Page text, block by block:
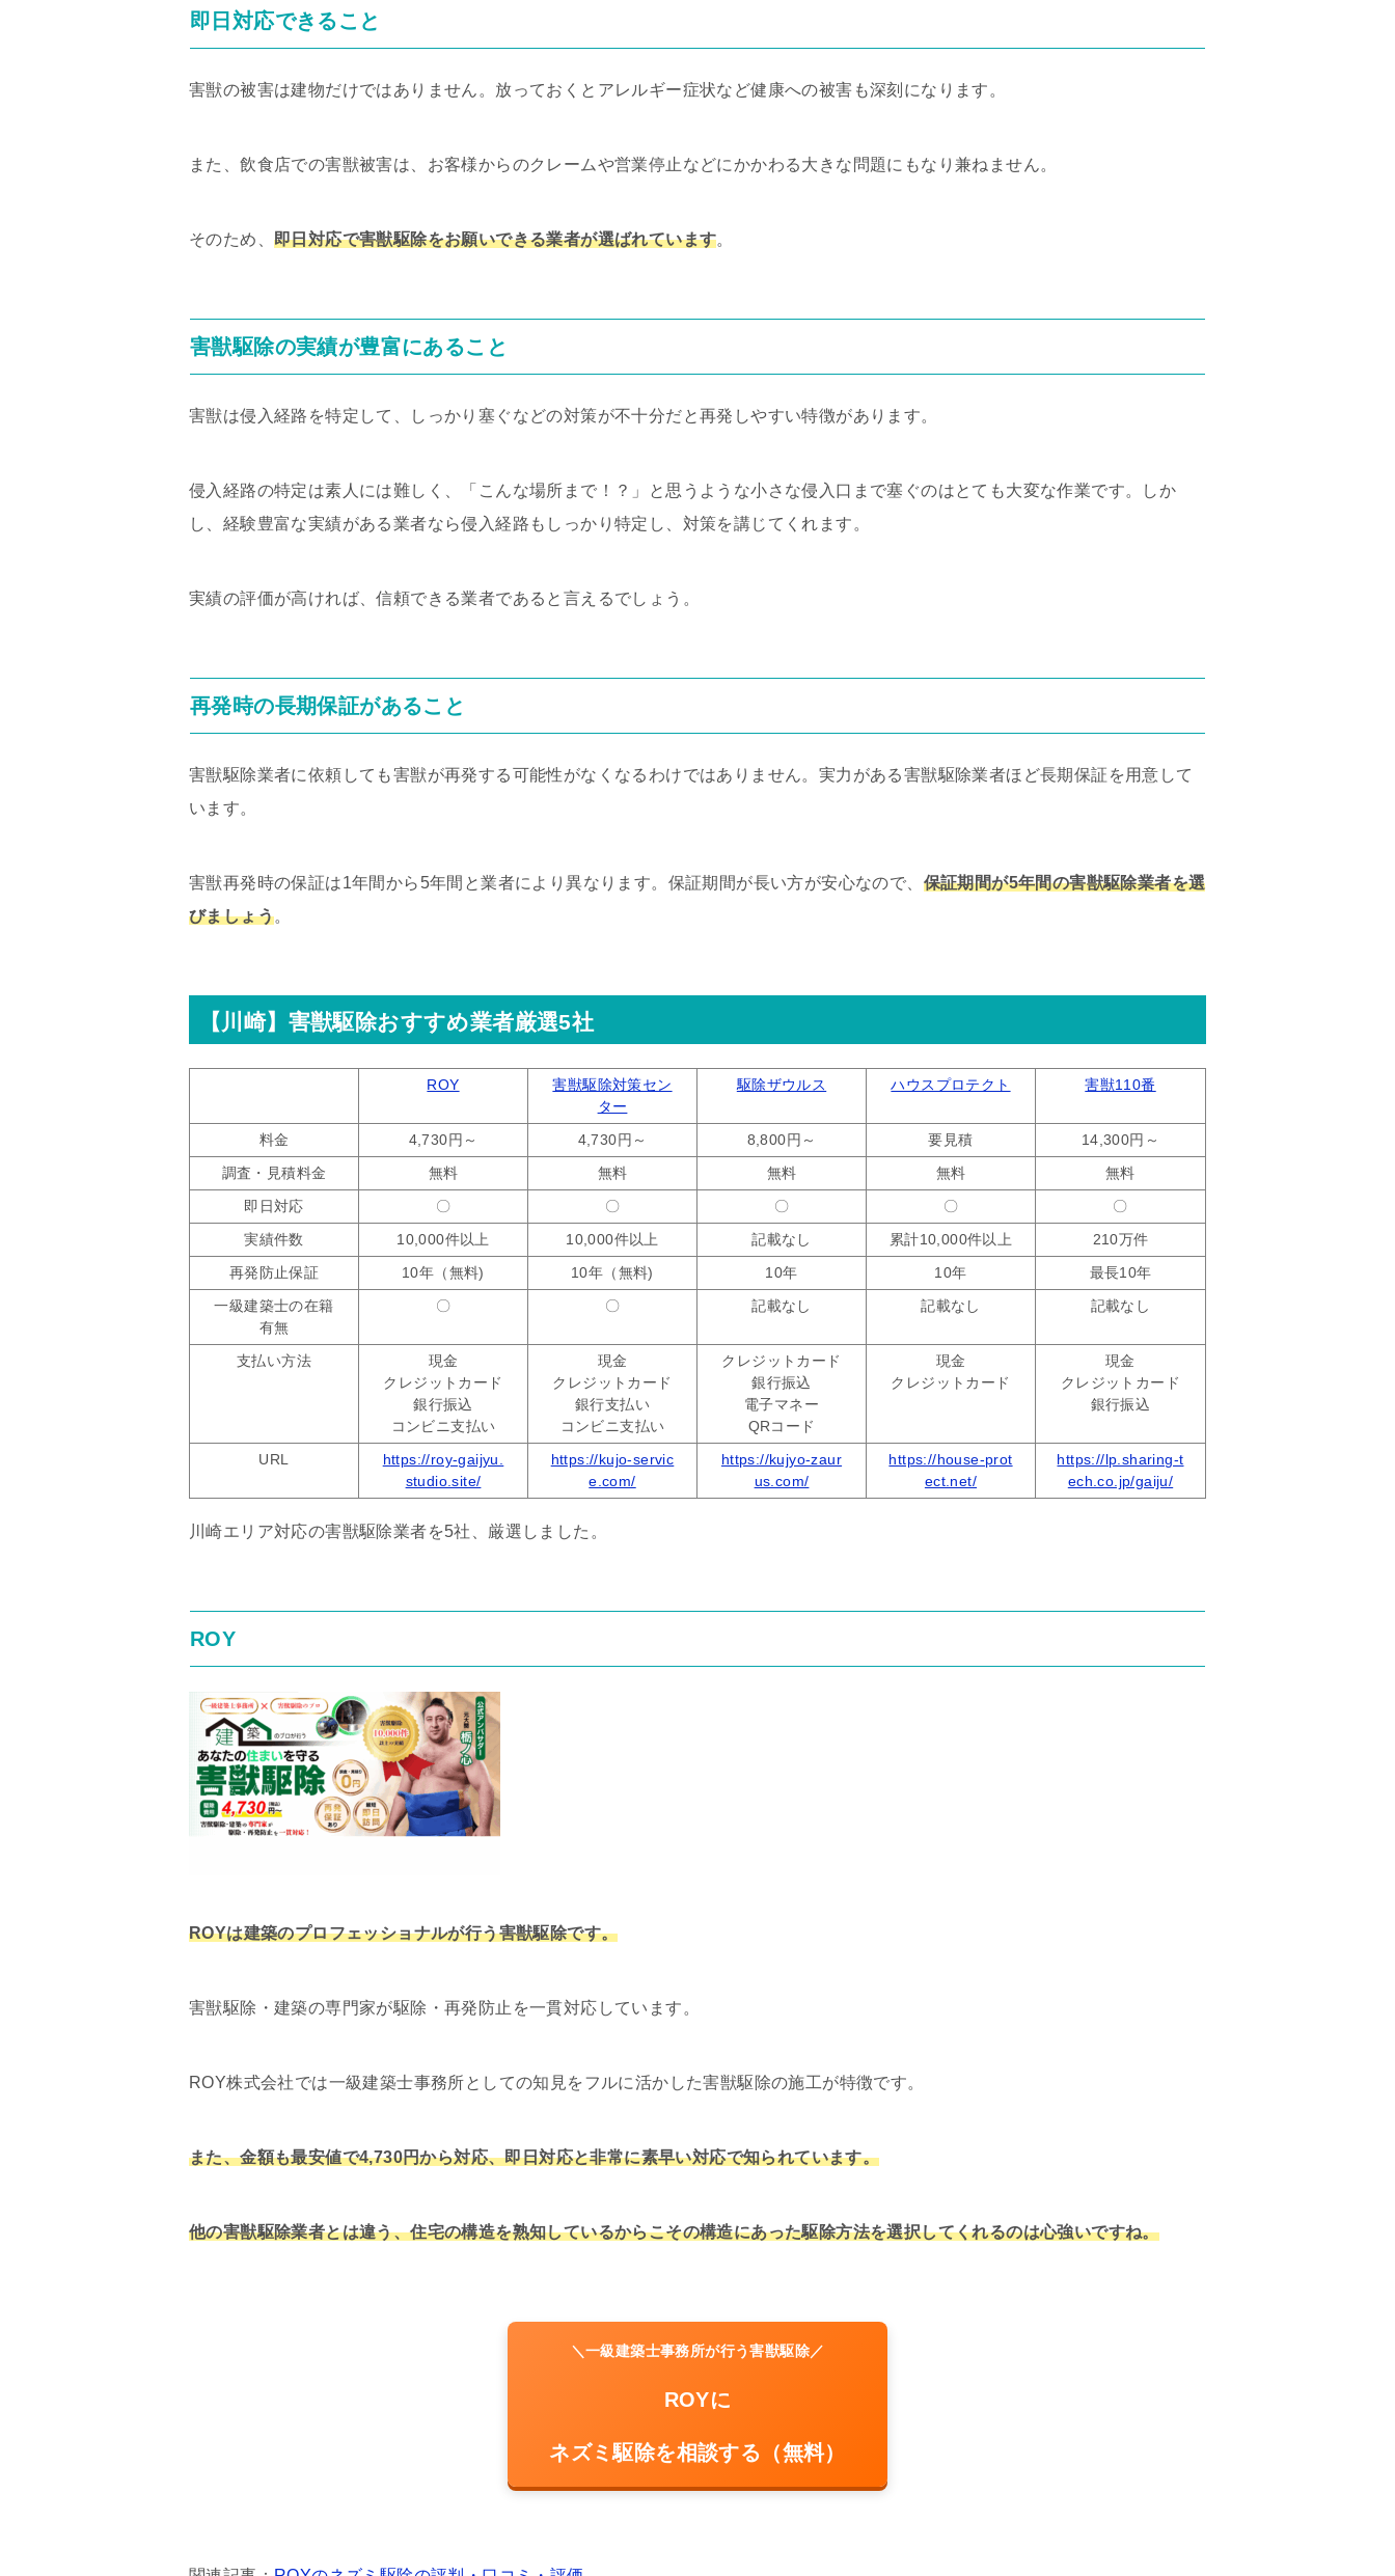
即日対応できること
害獣の被害は建物だけではありません。放っておくとアレルギー症状など健康への被害も深刻になります。
また、飲食店での害獣被害は、お客様からのクレームや営業停止などにかかわる大きな問題にもなり兼ねません。
そのため、 即日対応で害獣駆除をお願いできる業者が選ばれています。
害獣駆除の実績が豊富にあること
害獣は侵入経路を特定して、しっかり塞ぐなどの対策が不十分だと再発しやすい特徴があります。
侵入経路の特定は素人には難しく、「こんな場所まで！？」と思うような小さな侵入口まで塞ぐのはとても大変な作業です。しか
し、経験豊富な実績がある業者なら侵入経路もしっかり特定し、対策を講じてくれます。
実績の評価が高ければ、信頼できる業者であると言えるでしょう。
再発時の長期保証があること
害獣駆除業者に依頼しても害獣が再発する可能性がなくなるわけではありません。実力がある害獣駆除業者ほど長期保証を用意して
います。
害獣再発時の保証は1年間から5年間と業者により異なります。保証期間が長い方が安心なので、 保証期間が5年間の害獣駆除業者を選
びましょう。
【川崎】害獣駆除おすすめ業者厳選5社
ROY
害獣駆除対策セン
ター
駆除ザウルス ハウスプロテクト 害獣110番
料金 4,730円～ 4,730円～ 8,800円～ 要見積
14,300円～
調査・見積料金
無料 無料 無料 無料
無料
即日対応
〇 〇 〇 〇
〇
実績件数
10,000件以上 10,000件以上 記載なし 累計10,000件以上
210万件
再発防止保証
10年（無料) 10年（無料) 10年 10年
最長10年
一級建築士の在籍
有無
〇 〇 記載なし 記載なし 記載なし
支払い方法
現金
クレジットカード
銀行振込
コンビニ支払い
現金
クレジットカード
銀行支払い
コンビニ支払い
クレジットカード
銀行振込
電子マネー
QRコード
現金
クレジットカード
現金
クレジットカード
銀行振込
URL
https://roy-gaijyu.
studio.site/
https://kujo-servic
e.com/
https://kujyo-zaur
us.com/
https://house-prot
ect.net/
https://lp.sharing-t
ech.co.jp/gaiju/
川崎エリア対応の害獣駆除業者を5社、厳選しました。
ROY
ROYは建築のプロフェッショナルが行う害獣駆除です。
害獣駆除・建築の専門家が駆除・再発防止を一貫対応しています。
ROY株式会社では一級建築士事務所としての知見をフルに活かした害獣駆除の施工が特徴です。
また、金額も最安値で4,730円から対応、即日対応と非常に素早い対応で知られています。
他の害獣駆除業者とは違う、住宅の構造を熟知しているからこその構造にあった駆除方法を選択してくれるのは心強いですね。
＼一級建築士事務所が行う害獣駆除／
ROYに
ネズミ駆除を相談する（無料）